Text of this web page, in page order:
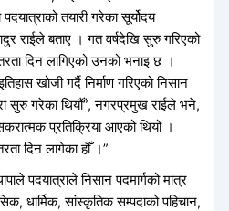
तयारी गरेका सूर्योदय
राईले बताए । गत वर्षदेखि सुरु गरिएको
दिन लागिएको उनको भनाइ छ ।
खोजी गर्दै निर्माण गरिएको निसान
सुरु गरेका थियौँ”, नगरप्रमुख राईले भने,
प्रतिक्रिया आएको थियो ।
दिन लागेका हौँ ।”
पदयात्राले निसान पदमार्गको मात्र
धार्मिक, सांस्कृतिक सम्पदाको पहिचान,